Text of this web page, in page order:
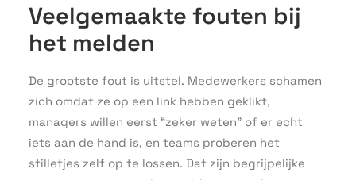
Veelgemaakte fouten bij
het melden
De grootste fout is uitstel. Medewerkers schamen
zich omdat ze op een link hebben geklikt,
managers willen eerst “zeker weten” of er echt
iets aan de hand is, en teams proberen het
stilletjes zelf op te lossen. Dat zijn begrijpelijke